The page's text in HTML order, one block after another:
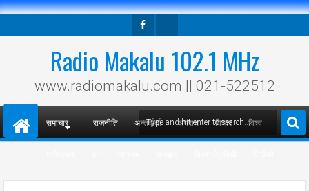
Radio Makalu 102.1 MHz
www.radiomakalu.com || 021-522512
समाचार राजनीति अन्तर्वार्ता अपराध विचार विश्व